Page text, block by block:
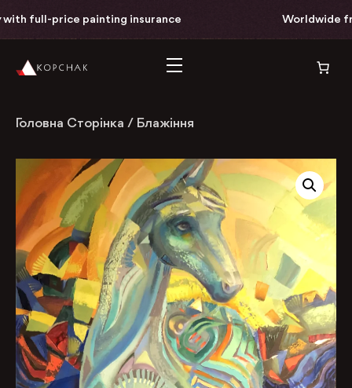
full-price painting insurance Worldwide
Головна Сторінка / Блажіння